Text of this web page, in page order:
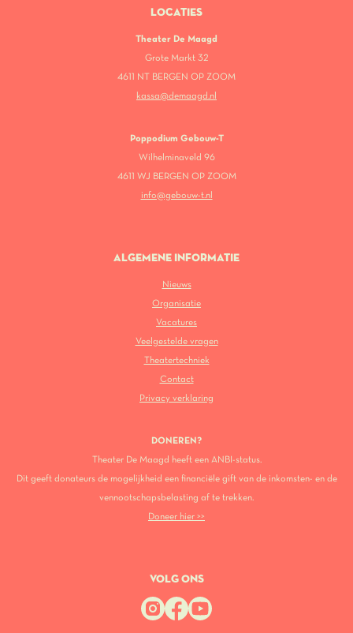
LOCATIES
Theater De Maagd
Grote Markt 32
4611 NT BERGEN OP ZOOM
kassa@demaagd.nl
Poppodium Gebouw-T
Wilhelminaveld 96
4611 WJ BERGEN OP ZOOM
info@gebouw-t.nl
ALGEMENE INFORMATIE
Nieuws
Organisatie
Vacatures
Veelgestelde vragen
Theatertechniek
Contact
Privacy verklaring
DONEREN?
Theater De Maagd heeft een ANBI-status.
Dit geeft donateurs de mogelijkheid een financiële gift van de inkomsten- en de
vennootschapsbelasting af te trekken.
Doneer hier >>
VOLG ONS